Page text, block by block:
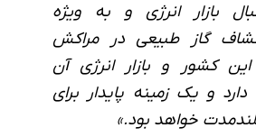
بازار انرژی و به ویژه
گاز طبیعی در مراکش
کشور و بازار انرژی آن
دارد و یک زمینه پایدار برای
خواهد بود.»